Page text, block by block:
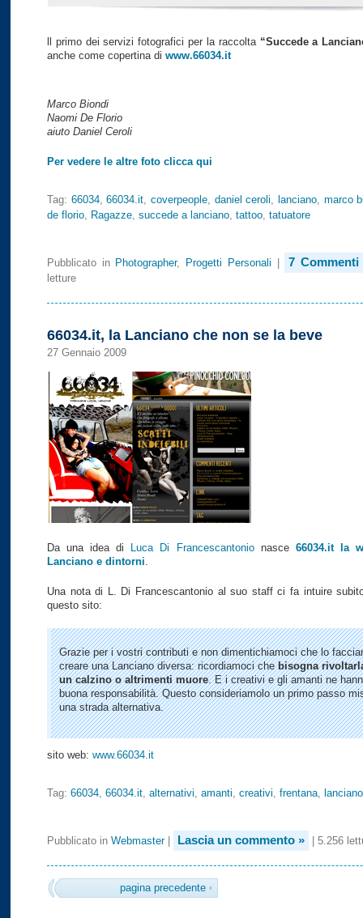
ll primo dei servizi fotografici per la raccolta “Succede a
anche come copertina di www.66034.it
Marco Biondi
Naomi De Florio
aiuto Daniel Ceroli
Per vedere le altre foto clicca qui
Tag: 66034,66034.it,coverpeople, daniel ceroli, lanciano, marco
de florio, Ragazze, succede a lanciano, tattoo, tatuatore
Pubblicato in Photographer, Progetti Personali 7 Commenti
letture
66034.it, la Lanciano che non se la beve
27 Gennaio 2009
Da una idea di Luca Di Francescantonionasce 66034.it la
Lanciano e dintorni
Una nota di L. Di Francescantonio al suo staff ci fa intuire
questo sito:
Grazie per i vostri contributi e non dimentichiamoci che lo
creare una Lanciano diversa: ricordiamoci chebisogna
un calzino o altrimenti muore. E i creativi e gli amanti ne
buona responsabilità. Questo consideriamolo un primo passo
una strada alternativa.
sito web: www.66034.it
Tag: 66034, 66034.it, alternativi, amanti, creativi, frentana, lanciano
Pubblicato in Webmaster| Lascia un commento » | 5.256
pagina precedente